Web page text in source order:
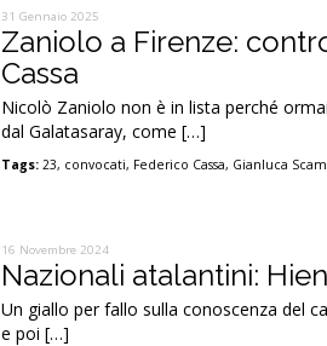
31 Gennaio 2025
Zaniolo a Firenze:
Cassa
Nicolò Zaniolo non è in lista perché
dal Galatasaray, come […]
Tags: 23, convocati, Federico Cassa, Gianluca
16 Novembre 2024
Nazionali atalantini:
Un giallo per fallo sulla conoscenza del
e poi […]